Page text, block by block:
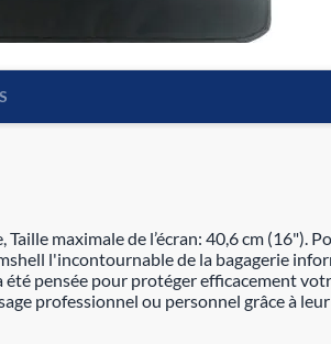
maximale de l’écran: 40,6 cm (16").
l'incontournable de la bagagerie
été pensée pour protéger efficacement
professionnel ou personnel grâce à